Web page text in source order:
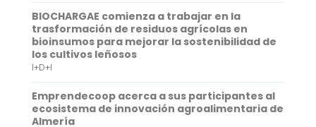
p
p
d
I
n
BIOCHARGAE comienza a trabajar en la
trasformación de residuos agrícolas en
bioinsumos para mejorar la sostenibilidad de
los cultivos leñosos
I+D+I
Emprendecoop acerca a sus participantes al
ecosistema de innovación agroalimentaria de
Almería